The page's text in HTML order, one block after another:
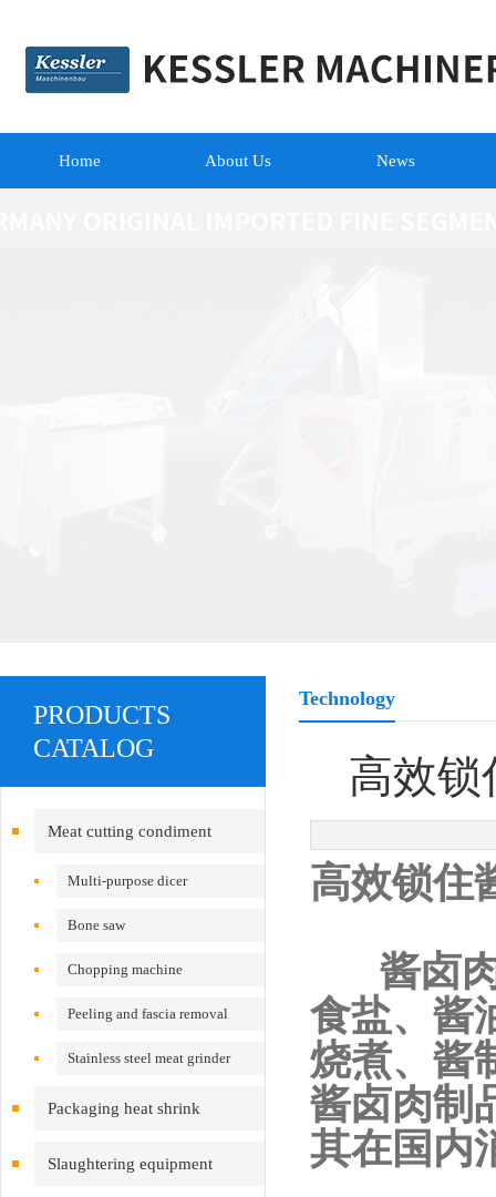
Home About Us News
PRODUCTS
CATALOG
Meat cutting condiment
equipment
Multi-purpose dicer
Bone saw
Chopping machine
Peeling and fascia removal
Stainless steel meat grinder
Packaging heat shrink
Slaughtering equipment
Technology
高效
高效锁住
酱卤肉
食盐、酱
烧煮、酱
酱卤肉制
其在国内